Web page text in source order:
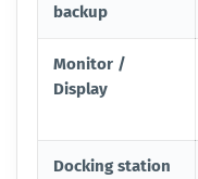
backup
Monitor /
Display
Docking station